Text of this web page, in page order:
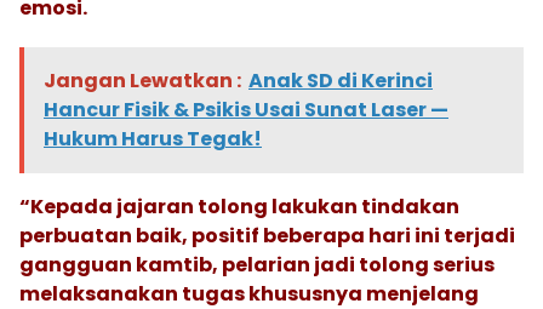
emosi.
Jangan Lewatkan : Anak SD di Kerinci
Hancur Fisik & Psikis Usai Sunat Laser —
Hukum Harus Tegak!
“Kepada jajaran tolong lakukan tindakan
perbuatan baik, positif beberapa hari ini terjadi
gangguan kamtib, pelarian jadi tolong serius
melaksanakan tugas khususnya menjelang